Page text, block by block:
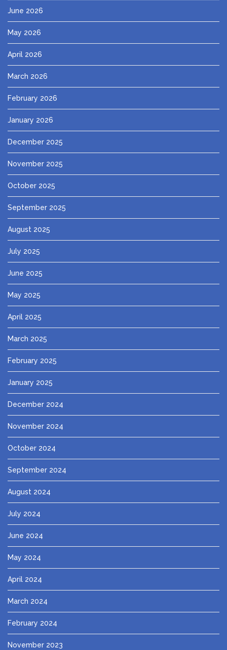
June 2026
May 2026
April 2026
March 2026
February 2026
January 2026
December 2025
November 2025
October 2025
September 2025
August 2025
July 2025
June 2025
May 2025
April 2025
March 2025
February 2025
January 2025
December 2024
November 2024
October 2024
September 2024
August 2024
July 2024
June 2024
May 2024
April 2024
March 2024
February 2024
November 2023